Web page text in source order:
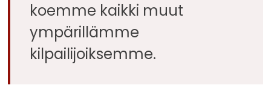
koemme kaikki muut
ympärillämme
kilpailijoiksemme.